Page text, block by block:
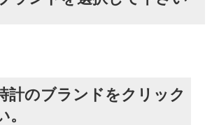
計のブランドをクリック
。